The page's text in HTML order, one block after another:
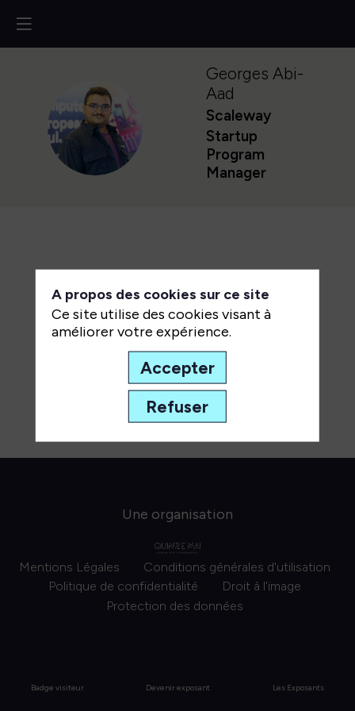
GA
Georges Abi-
Aad
Scaleway
Startup
Program
Manager
Une organisation
Mentions Légales
Conditions générales d'utilisation
Politique de confidentialité
Droit à l'image
Protection des données
Badge visiteur Devenir exposant Les Exposants
A propos des cookies sur ce site
Ce site utilise des cookies visant à
améliorer votre expérience.
Accepter
Refuser